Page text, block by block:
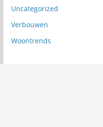
Uncategorized
Verbouwen
Woontrends